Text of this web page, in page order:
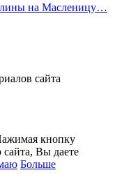
на Масленицу…
сайта
кнопку
Вы даете
Больше